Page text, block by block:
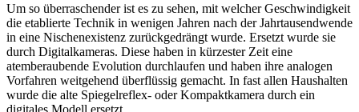
Um so überraschender ist es zu sehen, mit welcher Geschwindigkeit
die etablierte Technik in wenigen Jahren nach der Jahrtausendwende
in eine Nischenexistenz zurückgedrängt wurde. Ersetzt wurde sie
durch Digitalkameras. Diese haben in kürzester Zeit eine
atemberaubende Evolution durchlaufen und haben ihre analogen
Vorfahren weitgehend überflüssig gemacht. In fast allen Haushalten
wurde die alte Spiegelreflex- oder Kompaktkamera durch ein
digitales Modell ersetzt.